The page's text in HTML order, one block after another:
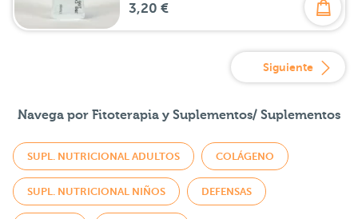
3,20 €
Siguiente
Navega por Fitoterapia y Suplementos/ Suplementos
SUPL. NUTRICIONAL ADULTOS COLÁGENO
SUPL. NUTRICIONAL NIÑOS DEFENSAS